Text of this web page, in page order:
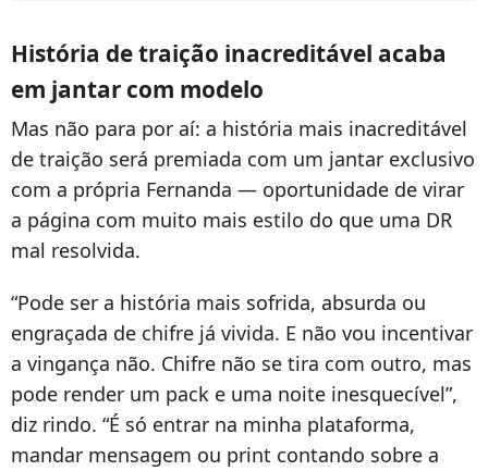
História de traição inacreditável acaba
em jantar com modelo
Mas não para por aí: a história mais inacreditável
de traição será premiada com um jantar exclusivo
com a própria Fernanda — oportunidade de virar
a página com muito mais estilo do que uma DR
mal resolvida.
“Pode ser a história mais sofrida, absurda ou
engraçada de chifre já vivida. E não vou incentivar
a vingança não. Chifre não se tira com outro, mas
pode render um pack e uma noite inesquecível”,
diz rindo. “É só entrar na minha plataforma,
mandar mensagem ou print contando sobre a